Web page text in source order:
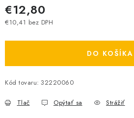
O nás - MEGALED & JANTON Zákamenné
Zľavy pre profíkov
€12,80
€10,41 bez DPH
DO KOŠÍKA
Kód tovaru: 32220060
Tlač Opýtať sa Strážiť